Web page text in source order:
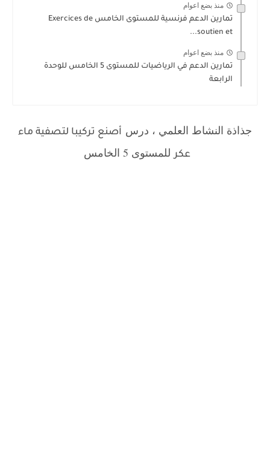
منذ بضع اعوام
تمارين الدعم فرنسية للمستوى الخامس Exercices de
soutien et...
منذ بضع اعوام
تمارين الدعم في الرياضيات للمستوى 5 الخامس للوحدة
الرابعة
جذاذة النشاط العلمي ، درس أصنع تركيبا لتصفية ماء
عكر للمستوى 5 الخامس